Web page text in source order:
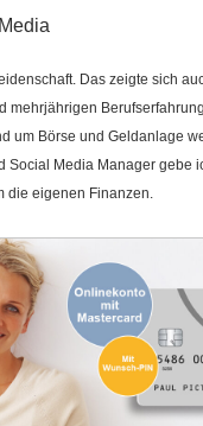
Das zeigte sich
mehrjährigen
um Börse und Geldanlage
Social Media Manager gebe
die eigenen Finanzen.